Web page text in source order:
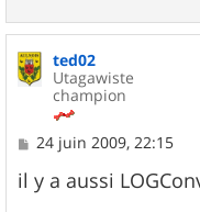
ted02
Utagawiste
champion
M
s
s
24 juin 2009, 22:15
il y a aussi